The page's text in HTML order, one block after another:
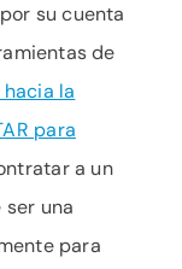
su cuenta
de
la
para
a un
una
para